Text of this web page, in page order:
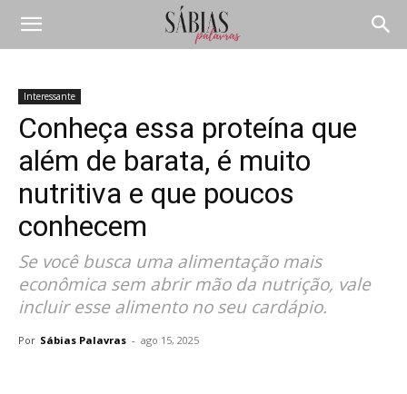
Interessante
Conheça essa proteína que
além de barata, é muito
nutritiva e que poucos
conhecem
Se você busca uma alimentação mais
econômica sem abrir mão da nutrição, vale
incluir esse alimento no seu cardápio.
Por Sábias Palavras - ago 15, 2025